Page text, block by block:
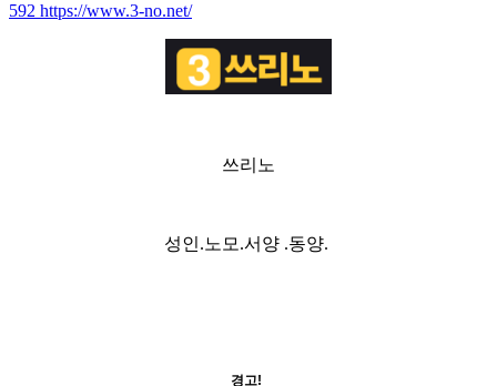
592 https://www.3-no.net/
쓰리노
성인.노모.서양 .동양.
경고!